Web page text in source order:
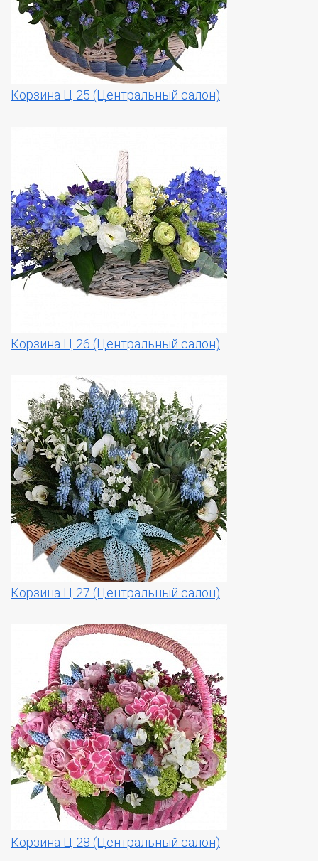
Корзина Ц 25 (Центральный салон)
Корзина Ц 26 (Центральный салон)
Корзина Ц 27 (Центральный салон)
Корзина Ц 28 (Центральный салон)